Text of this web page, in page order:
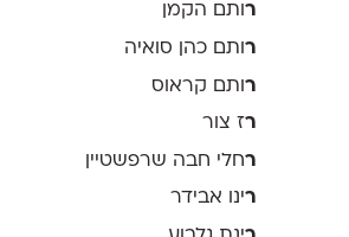
רותם הקמן
ר ותם כהן סואיה
רותם קראוס
רז צור
רחלי חבה שרפשטיין
רינו אבידר